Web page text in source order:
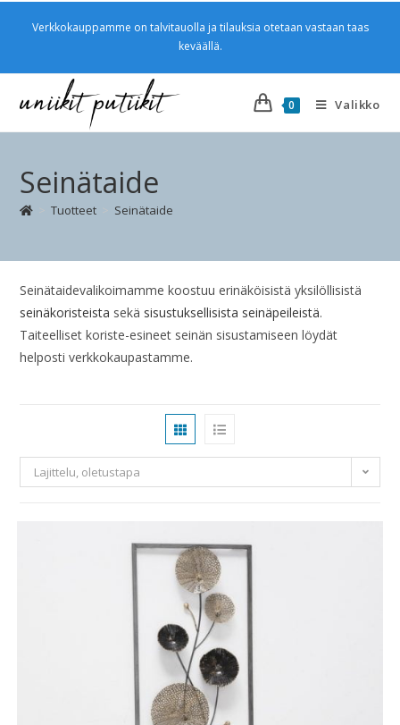
Verkkokauppamme on talvitauolla ja tilauksia otetaan vastaan taas
keväällä.
0 Valikko
Seinätaide
Tuotteet Seinätaide
Seinätaidevalikoimamme koostuu erinäköisistä yksilöllisistä
seinäkoristeista sekä sisustuksellisista seinäpeileistä.
Taiteelliset koriste-esineet seinän sisustamiseen löydät
helposti verkkokaupastamme.
Lajittelu, oletustapa